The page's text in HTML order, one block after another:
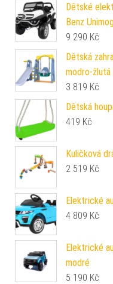
Dětské
Benz
9 290 Kč
Dětská
modro-žlutá
3 819 Kč
Dětská
419 Kč
Kuličková
2 519 Kč
Elektrické
4 809 Kč
Elektrické
modré
5 190 Kč